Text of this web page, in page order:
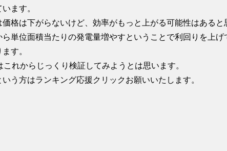
ます。
格は下がらないけど、効率がもっと上がる可能性はあると
単位面積当たりの発電量増やすということで利回りを上げ
す。
れからじっくり検証してみようとは思います。
う方はランキング応援クリックお願いいたします。